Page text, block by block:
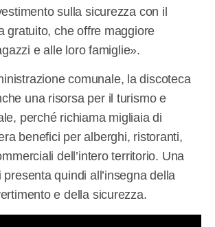
sulla sicurezza con il
gratuito, che offre maggiore
e alle loro famiglie».
comunale, la discoteca
una risorsa per il turismo e
perché richiama migliaia di
benefici per alberghi, ristoranti,
dell’intero territorio. Una
quindi all’insegna della
e della sicurezza.